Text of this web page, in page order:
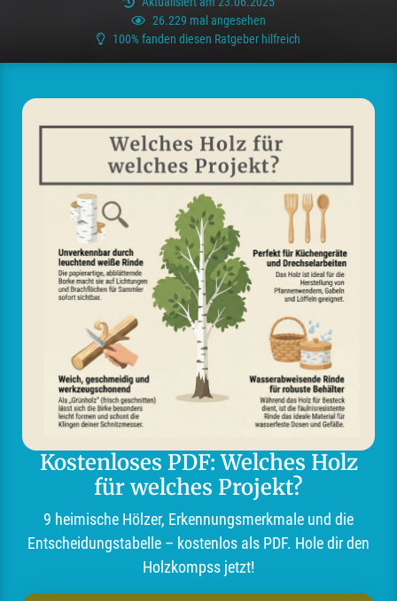
26.229 mal angesehen
100% fanden diesen Ratgeber hilfreich
Kostenloses PDF: Welches Holz
für welches Projekt?
9 heimische Hölzer, Erkennungsmerkmale und die
Entscheidungstabelle – kostenlos als PDF. Hole dir den
Holzkompss jetzt!